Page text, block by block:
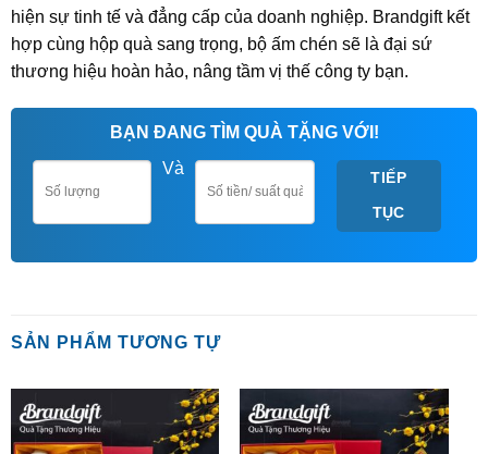
hiện sự tinh tế và đẳng cấp của doanh nghiệp. Brandgift kết
hợp cùng hộp quà sang trọng, bộ ấm chén sẽ là đại sứ
thương hiệu hoàn hảo, nâng tầm vị thế công ty bạn.
BẠN ĐANG TÌM QUÀ TẶNG VỚI!
Và
TIẾP
TỤC
SẢN PHẨM TƯƠNG TỰ